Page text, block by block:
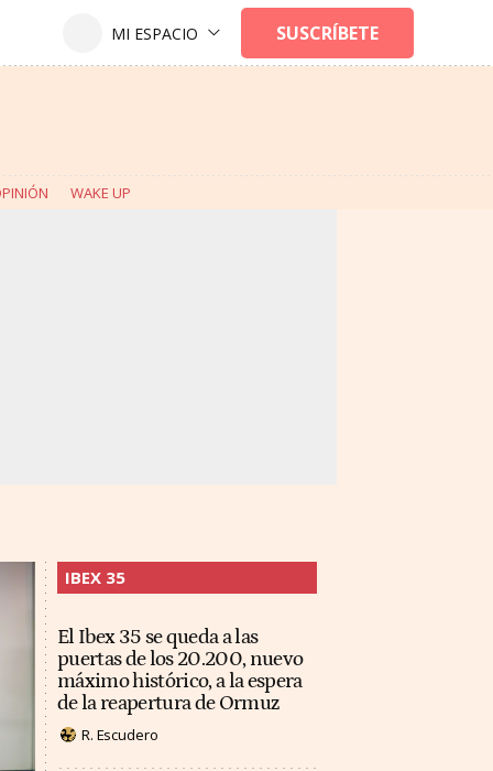
WAKE UP
IBEX 35
El Ibex 35 se queda a las
puertas de los 20.200, nuevo
máximo histórico, a la espera
de la reapertura de Ormuz
R. Escudero